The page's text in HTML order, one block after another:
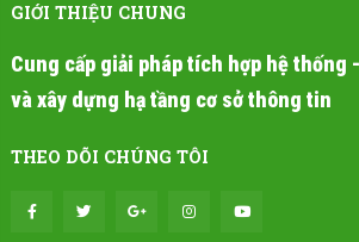
GIỚI THIỆU CHUNG
Cung cấp giải pháp tích hợp hệ thống
và xây dựng hạ tầng cơ sở thông tin
THEO DÕI CHÚNG TÔI